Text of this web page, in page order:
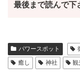
最後まで読んで下
パワースポット
癒し
神社 観